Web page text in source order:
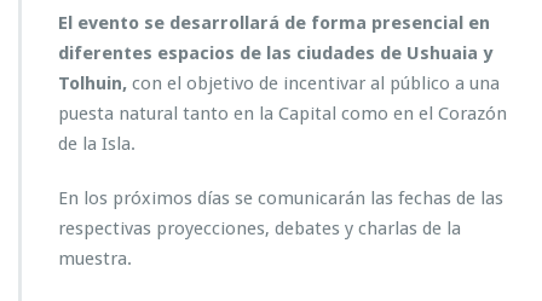
El evento se desarrollará de forma presencial en
diferentes espacios de las ciudades de Ushuaia y
Tolhuin, con el objetivo de incentivar al público a una
puesta natural tanto en la Capital como en el Corazón
de la Isla.
En los próximos días se comunicarán las fechas de las
respectivas proyecciones, debates y charlas de la
muestra.